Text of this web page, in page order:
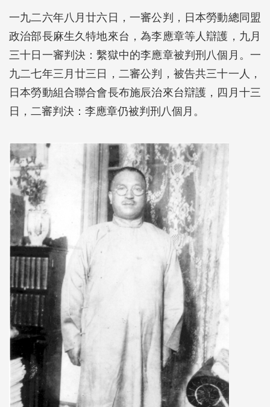
一九二六年八月廿六日，一審公判，日本勞動總同盟
政治部長麻生久特地來台，為李應章等人辯護，九月
三十日一審判決：繫獄中的李應章被判刑八個月。一
九二七年三月廿三日，二審公判，被告共三十一人，
日本勞動組合聯合會長布施辰治來台辯護，四月十三
日，二審判決：李應章仍被判刑八個月。